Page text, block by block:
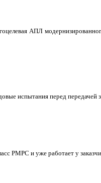
АПЛ
испытания перед передачей
РМРС и уже работает у